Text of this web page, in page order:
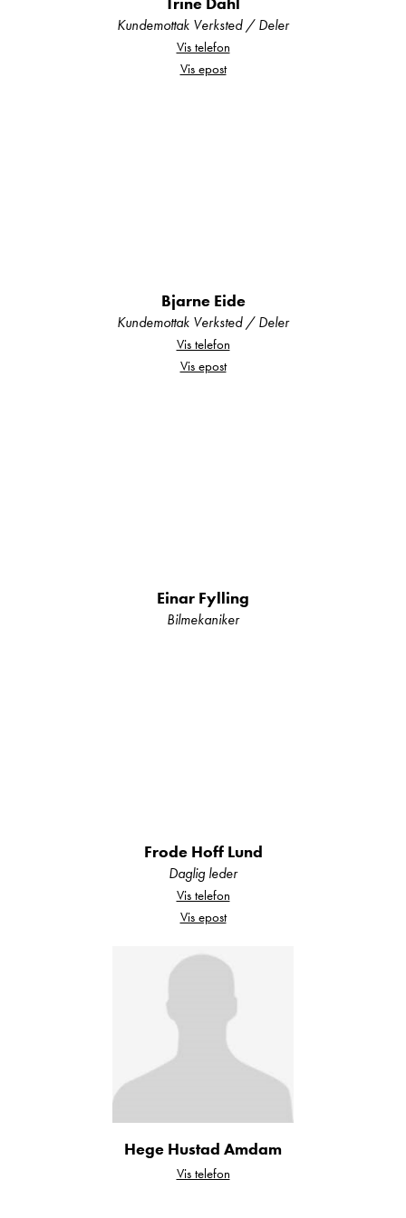
Dusjforheng med skinne
Premio Life pakke 2
Takluke Midi-Heki
Myggdør for bodelsdør
Truma Therme varmtvann
Kundemottak Verksted / Deler
Vis telefon
Vis epost
Bjarne Eide
Kundemottak Verksted / Deler
Vis telefon
Vis epost
Einar Fylling
Bilmekaniker
Frode Hoff Lund
Daglig leder
Vis telefon
Vis epost
Hege Hustad Amdam
Vis telefon